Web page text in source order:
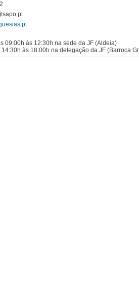
09:00h às 12:30h na sede da JF (Aldeia)
14:30h às 18:00h na delegação da JF (Barroca